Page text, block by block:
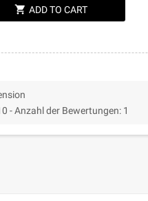
shopping_cart ADD TO CART
-Anzahl der Bewertungen: 1